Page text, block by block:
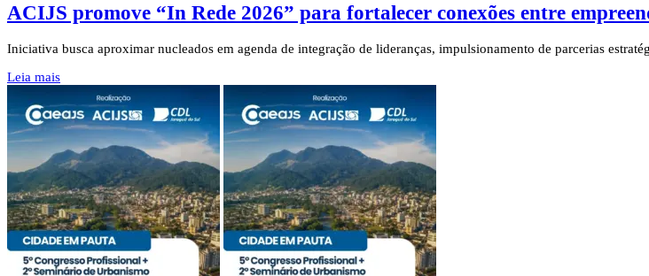
ACIJS promove “In Rede 2026” para fortalecer conexões entre
Iniciativa busca aproximar nucleados em agenda de integração de lideranças, impulsionamento de parcerias
Leia mais